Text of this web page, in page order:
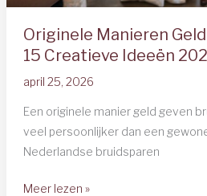
Originele Manieren
15 Creatieve Ideeën
april 25, 2026
Een originele manier geld geven
veel persoonlijker dan een
Nederlandse bruidsparen
Originele
Meer lezen »